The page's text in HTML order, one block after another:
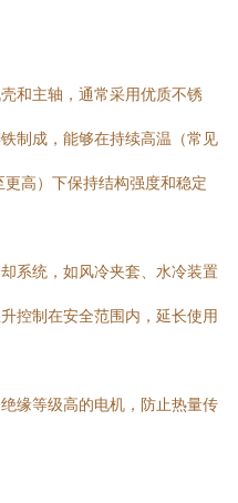
和主轴，通常采用优质不锈
制成，能够在持续高温（常见
高）下保持结构强度和稳定
系统，如风冷夹套、水冷装置
控制在安全范围内，延长使用
缘等级高的电机，防止热量传